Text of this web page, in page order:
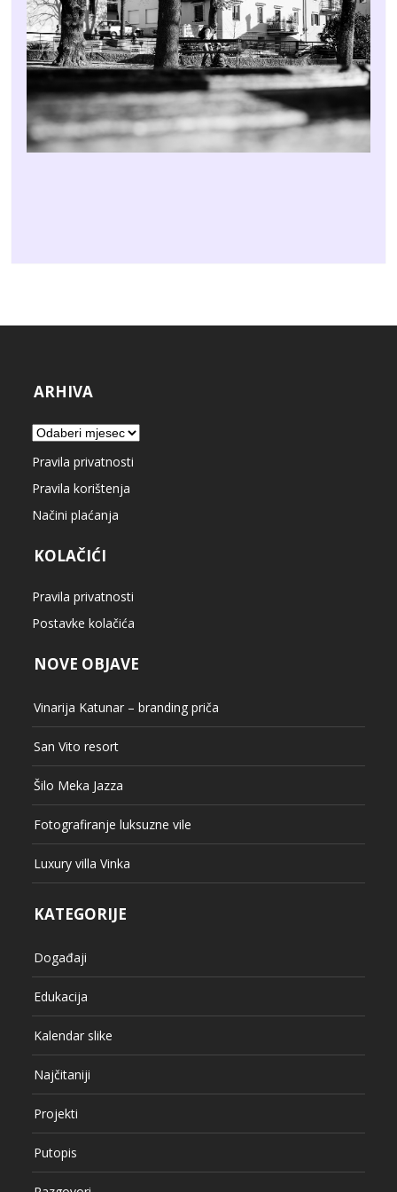
ARHIVA
Arhiva
Pravila privatnosti
Pravila korištenja
Načini plaćanja
KOLAČIĆI
Pravila privatnosti
Postavke kolačića
NOVE OBJAVE
Vinarija Katunar – branding priča
San Vito resort
Šilo Meka Jazza
Fotografiranje luksuzne vile
Luxury villa Vinka
KATEGORIJE
Događaji
Edukacija
Kalendar slike
Najčitaniji
Projekti
Putopis